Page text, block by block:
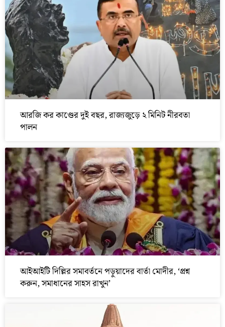
আরজি কর কাণ্ডের দুই বছর, রাজ্যজুড়ে ২ মিনিট নীরবতা
পালন
আইআইটি দিল্লির সমাবর্তনে পড়ুয়াদের বার্তা মোদীর, ‘প্রশ্ন
করুন, সমাধানের সাহস রাখুন’